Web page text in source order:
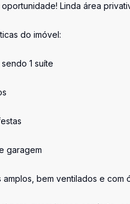
Linda área
do imóvel:
1 suíte
garagem
amplos, bem ventilados e com